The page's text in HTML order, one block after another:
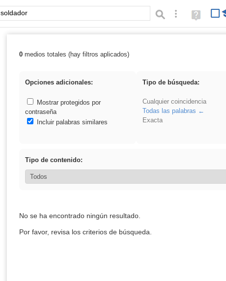
Palabra o frase: Búsqueda avanzada
Ayuda
(en
Resultados de: soldador
0medios totales (hay filtros aplicados)
Opciones adicionales:
Mostrar protegidos por
contraseña
Incluir palabras similares
Tipo de búsqueda:
Cualquier coincidencia
Todas las palabras
Exacta
Tipo de contenido:
No se ha encontrado ningún resultado.
Por favor, revisa los criterios de búsqueda.